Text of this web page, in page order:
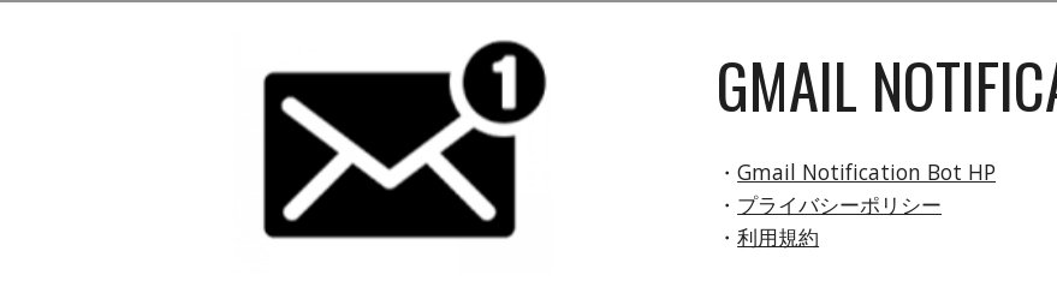
GMAIL
・Gmail Notification Bot HP
・ プライバシーポリシー
・利用規約